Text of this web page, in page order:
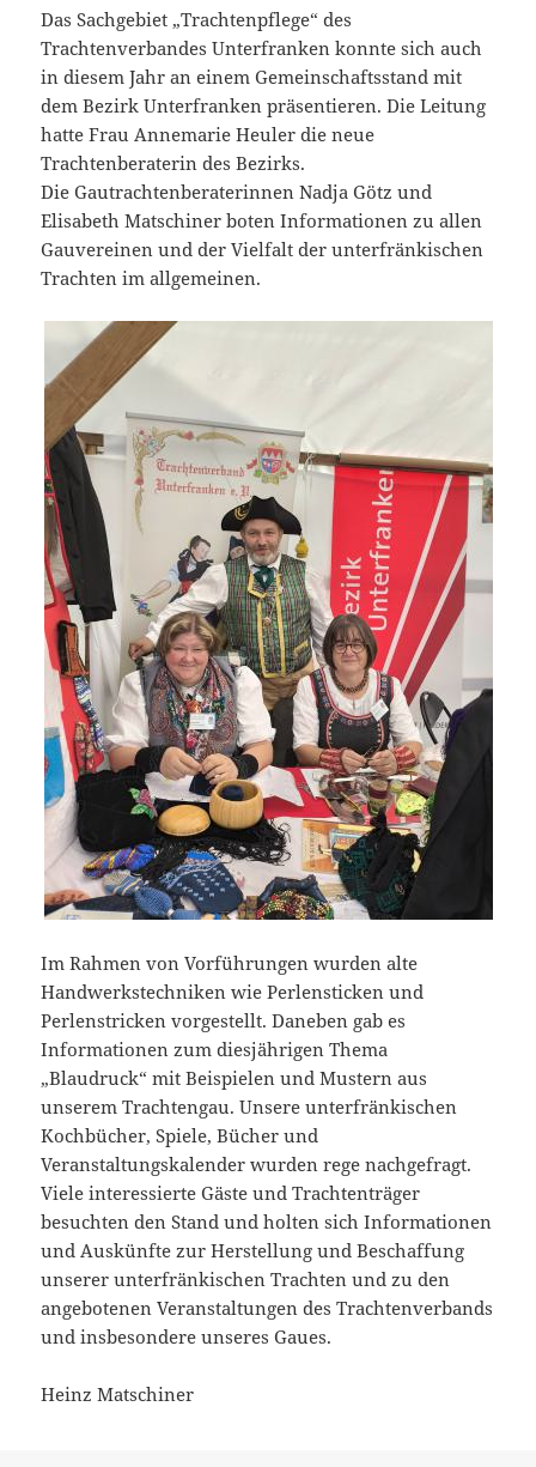
Das Sachgebiet „Trachtenpflege“ des
Trachtenverbandes Unterfranken konnte sich auch
in diesem Jahr an einem Gemeinschaftsstand mit
dem Bezirk Unterfranken präsentieren. Die Leitung
hatte Frau Annemarie Heuler die neue
Trachtenberaterin des Bezirks.
Die Gautrachtenberaterinnen Nadja Götz und
Elisabeth Matschiner boten Informationen zu allen
Gauvereinen und der Vielfalt der unterfränkischen
Trachten im allgemeinen.
Im Rahmen von Vorführungen wurden alte
Handwerkstechniken wie Perlensticken und
Perlenstricken vorgestellt. Daneben gab es
Informationen zum diesjährigen Thema
„Blaudruck“ mit Beispielen und Mustern aus
unserem Trachtengau. Unsere unterfränkischen
Kochbücher, Spiele, Bücher und
Veranstaltungskalender wurden rege nachgefragt.
Viele interessierte Gäste und Trachtenträger
besuchten den Stand und holten sich Informationen
und Auskünfte zur Herstellung und Beschaffung
unserer unterfränkischen Trachten und zu den
angebotenen Veranstaltungen des Trachtenverbands
und insbesondere unseres Gaues.
Heinz Matschiner